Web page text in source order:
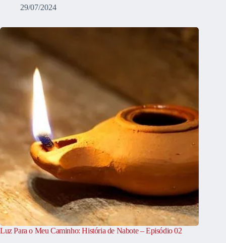
29/07/2024
Luz Para o Meu Caminho: História de Nabote – Episódio 02